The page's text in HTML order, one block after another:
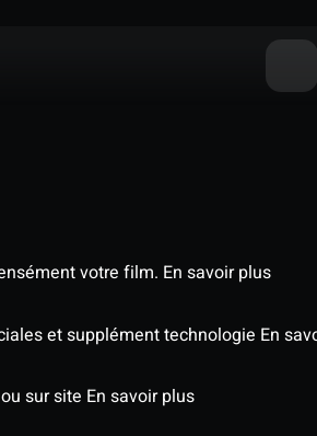
votre film. En savoir plus
et supplément technologie En
sur site En savoir plus